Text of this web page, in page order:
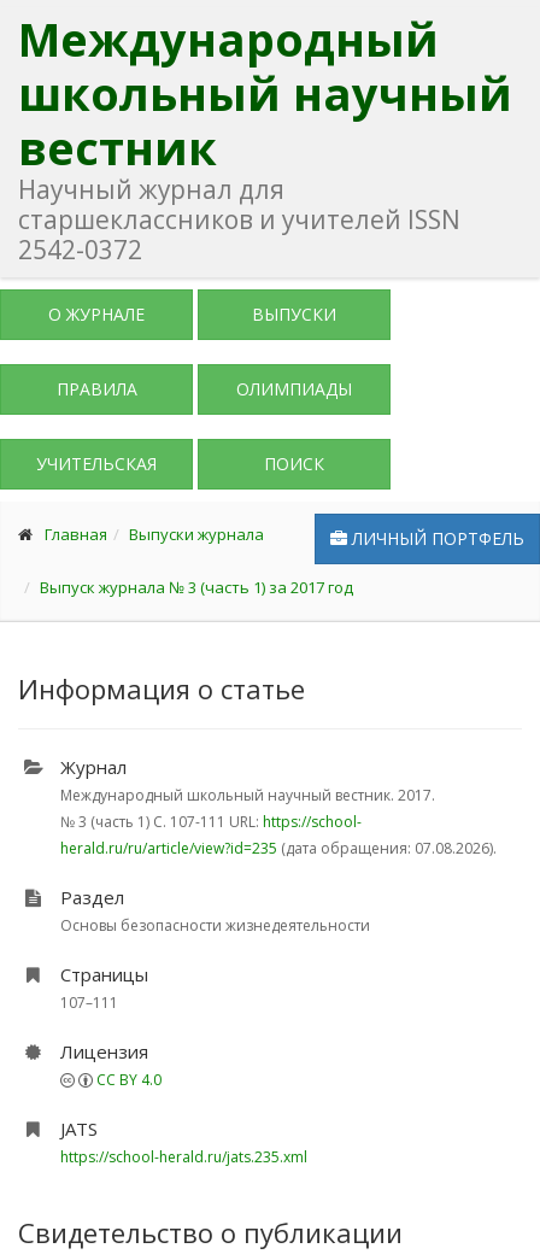
Международный
школьный научный
вестник
Научный журнал для
старшеклассников и учителей ISSN
2542-0372
О ЖУРНАЛЕ ВЫПУСКИ
ПРАВИЛА ОЛИМПИАДЫ
УЧИТЕЛЬСКАЯ ПОИСК
ЛИЧНЫЙ ПОРТФЕЛЬ
Главная Выпуски журнала
Выпуск журнала № 3 (часть 1) за 2017 год
Информация о статье
Журнал
Международный школьный научный вестник. 2017.
№ 3 (часть 1) С. 107-111 URL: https://school-
herald.ru/ru/article/view?id=235 (дата обращения: 07.08.2026).
Раздел
Основы безопасности жизнедеятельности
Страницы
107–111
Лицензия
CC BY 4.0
JATS
https://school-herald.ru/jats.235.xml
Свидетельство о публикации